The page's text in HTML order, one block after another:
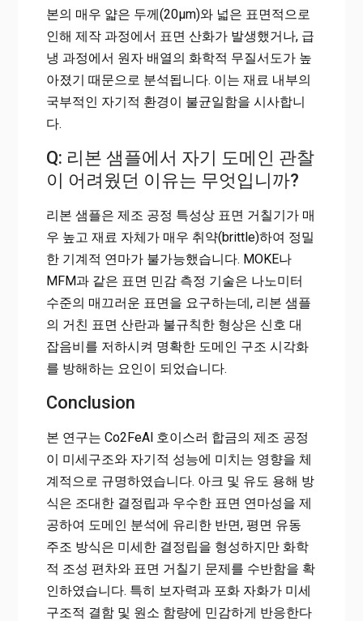
본의 매우 얇은 두께(20μm)와 넓은 표면적으로
인해 제작 과정에서 표면 산화가 발생했거나, 급
냉 과정에서 원자 배열의 화학적 무질서도가 높
아졌기 때문으로 분석됩니다. 이는 재료 내부의
국부적인 자기적 환경이 불균일함을 시사합니
다.
Q: 리본 샘플에서 자기 도메인 관찰
이 어려웠던 이유는 무엇입니까?
리본 샘플은 제조 공정 특성상 표면 거칠기가 매
우 높고 재료 자체가 매우 취약(brittle)하여 정밀
한 기계적 연마가 불가능했습니다. MOKE나
MFM과 같은 표면 민감 측정 기술은 나노미터
수준의 매끄러운 표면을 요구하는데, 리본 샘플
의 거친 표면 산란과 불규칙한 형상은 신호 대
잡음비를 저하시켜 명확한 도메인 구조 시각화
를 방해하는 요인이 되었습니다.
Conclusion
본 연구는 Co2FeAl 호이스러 합금의 제조 공정
이 미세구조와 자기적 성능에 미치는 영향을 체
계적으로 규명하였습니다. 아크 및 유도 용해 방
식은 조대한 결정립과 우수한 표면 연마성을 제
공하여 도메인 분석에 유리한 반면, 평면 유동
주조 방식은 미세한 결정립을 형성하지만 화학
적 조성 편차와 표면 거칠기 문제를 수반함을 확
인하였습니다. 특히 보자력과 포화 자화가 미세
구조적 결함 및 원소 함량에 민감하게 반응한다